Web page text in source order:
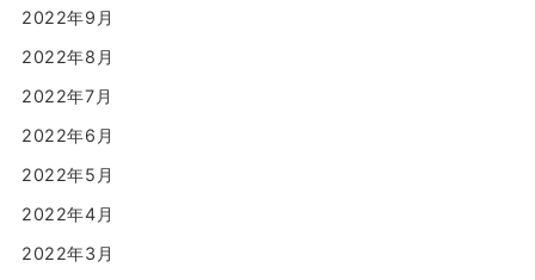
2022年9月
2022年8月
2022年7月
2022年6月
2022年5月
2022年4月
2022年3月